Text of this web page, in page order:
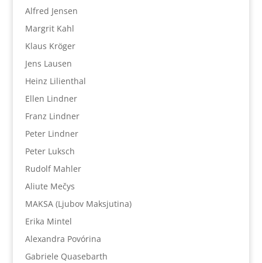
Alfred Jensen
Margrit Kahl
Klaus Kröger
Jens Lausen
Heinz Lilienthal
Ellen Lindner
Franz Lindner
Peter Lindner
Peter Luksch
Rudolf Mahler
Aliute Mečys
MAKSA (Ljubov Maksjutina)
Erika Mintel
Alexandra Povórina
Gabriele Quasebarth